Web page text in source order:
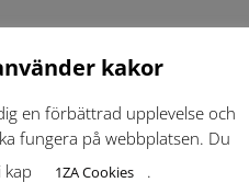
Kontaktlista
kakor
en förbättrad upplevelse och
fungera på webbplatsen. Du
1ZA Cookies .